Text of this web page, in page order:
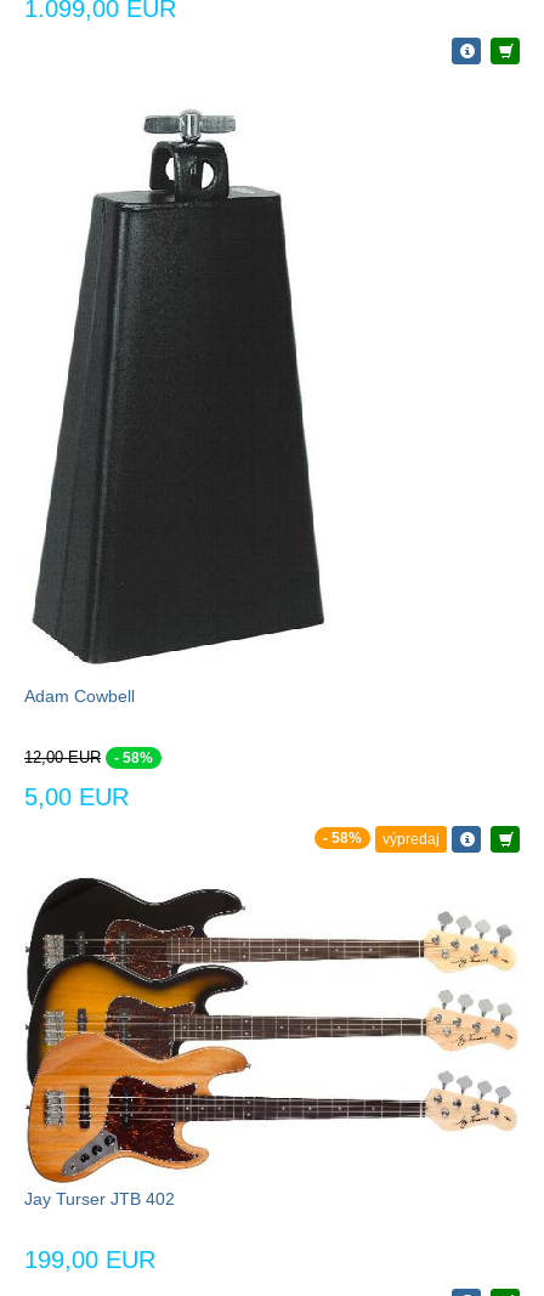
1.099,00 EUR
Adam Cowbell
12,00 EUR - 58%
5,00 EUR
- 58% výpredaj
Jay Turser JTB 402
199,00 EUR